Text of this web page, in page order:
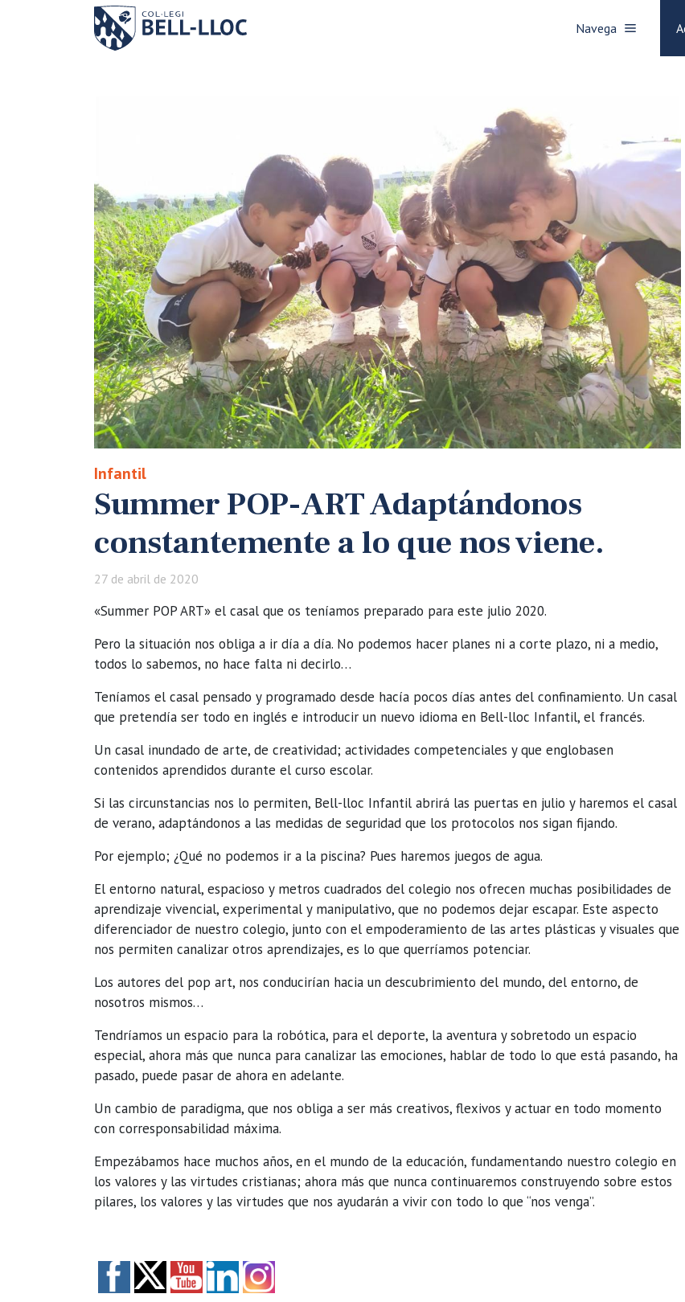
Navega
Infantil
Summer POP-ART Adaptándonos
constantemente a lo que nos viene.
27 de abril de 2020
«Summer POP ART» el casal que os teníamos preparado para este julio 2020.
Pero la situación nos obliga a ir día a día. No podemos hacer planes ni a corte plazo, ni a medio,
todos lo sabemos, no hace falta ni decirlo…
Teníamos el casal pensado y programado desde hacía pocos días antes del confinamiento. Un casal
que pretendía ser todo en inglés e introducir un nuevo idioma en Bell-lloc Infantil, el francés.
Un casal inundado de arte, de creatividad; actividades competenciales y que englobasen
contenidos aprendidos durante el curso escolar.
Si las circunstancias nos lo permiten, Bell-lloc Infantil abrirá las puertas en julio y haremos el casal
de verano, adaptándonos a las medidas de seguridad que los protocolos nos sigan fijando.
Por ejemplo; ¿Qué no podemos ir a la piscina? Pues haremos juegos de agua.
El entorno natural, espacioso y metros cuadrados del colegio nos ofrecen muchas posibilidades de
aprendizaje vivencial, experimental y manipulativo, que no podemos dejar escapar. Este aspecto
diferenciador de nuestro colegio, junto con el empoderamiento de las artes plásticas y visuales que
nos permiten canalizar otros aprendizajes, es lo que querríamos potenciar.
Los autores del pop art, nos conducirían hacia un descubrimiento del mundo, del entorno, de
nosotros mismos…
Tendríamos un espacio para la robótica, para el deporte, la aventura y sobretodo un espacio
especial, ahora más que nunca para canalizar las emociones, hablar de todo lo que está pasando, ha
pasado, puede pasar de ahora en adelante.
Un cambio de paradigma, que nos obliga a ser más creativos, flexivos y actuar en todo momento
con corresponsabilidad máxima.
Empezábamos hace muchos años, en el mundo de la educación, fundamentando nuestro colegio en
los valores y las virtudes cristianas; ahora más que nunca continuaremos construyendo sobre estos
pilares, los valores y las virtudes que nos ayudarán a vivir con todo lo que “nos venga”.